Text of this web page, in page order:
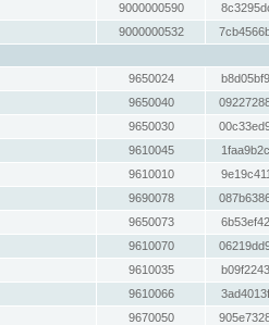
9000000590
9000000532
9650024
9650040
9650030
9610045
9610010
9690078
9650073
9610070
9610035
9610066
9670050